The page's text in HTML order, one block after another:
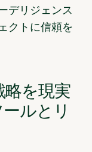
デリジェンス
クトに信頼を
を現実
ルとリ